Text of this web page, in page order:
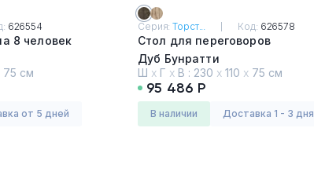
626554
8 человек
75 см
от 5 дней
Серия:Торст... Код: 626578
Стол для переговоров
Дуб Бунратти
Ш х Г х В : 230 х 110 х 75 см
95 486 Р
в наличии Доставка 1 - 3 дня